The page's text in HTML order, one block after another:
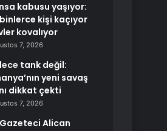
kabusu yaşıyor:
kişi kaçıyor
kovalıyor
7, 2026
tank değil:
yeni savaş
dikkat çekti
7, 2026
Alican